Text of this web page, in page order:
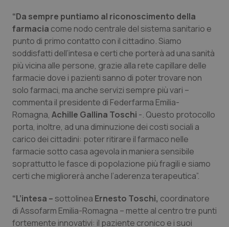
Sangue & coagulazione
Tiroide
Tumore al seno
Tumore ovarico
Tumori del Polmone & Testa Collo
Tumori gastrointestinali
Ulcera & Reflusso
Vaccini
“Da sempre puntiamo al riconoscimento della
farmacia come nodo centrale del sistema sanitario e
punto di primo contatto con il cittadino. Siamo
soddisfatti dell’intesa e certi che porterà ad una sanità
più vicina alle persone, grazie alla rete capillare delle
farmacie dove i pazienti sanno di poter trovare non
solo farmaci, ma anche servizi sempre più vari –
commenta il presidente di Federfarma Emilia-
Romagna, Achille Gallina Toschi -. Questo protocollo
porta, inoltre, ad una diminuzione dei costi sociali a
carico dei cittadini: poter ritirare il farmaco nelle
farmacie sotto casa agevola in maniera sensibile
soprattutto le fasce di popolazione più fragili e siamo
certi che migliorerà anche l’aderenza terapeutica”.
“L’intesa – sottolinea Ernesto Toschi, coordinatore
di Assofarm Emilia-Romagna – mette al centro tre punti
fortemente innovativi: il paziente cronico e i suoi